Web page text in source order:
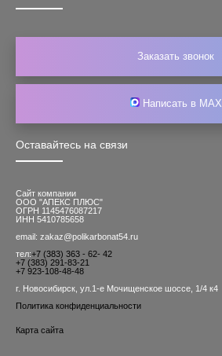
Оставайтесь на связи
Сайт компании
ООО "АПЕКС ПЛЮС"
ОГРН 1145476087217
ИНН 5410785658
email: zakaz@polikarbonat54.ru
тел:+7 (383) 363 - 62- 42
+7 (383) 291-83-21
+7 923-108-48-48
г. Новосибирск, ул.1-е Мочищенское шоссе, 1/4 к4
Политика конфиденциальности
Карта сайта
Заказать звонок
Написать в MAX